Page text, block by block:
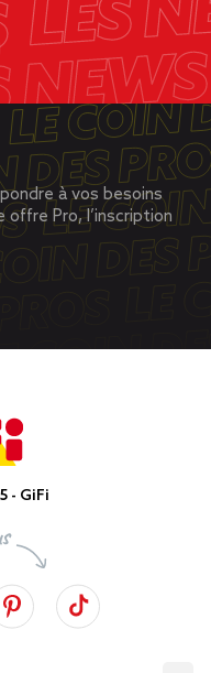
à vos besoins
Pro, l’inscription
- GiFi